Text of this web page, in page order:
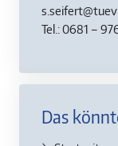
Tel.: 0681 –
Das